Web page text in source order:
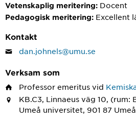
Vetenskaplig meritering: Docent
Pedagogisk meritering: Excellent
Kontakt
dan.johnels@umu.se
Verksam som
Professor emeritus vid
KB.C3, Linnaeus väg 10, (rum:
Umeå universitet, 901 87 Umeå